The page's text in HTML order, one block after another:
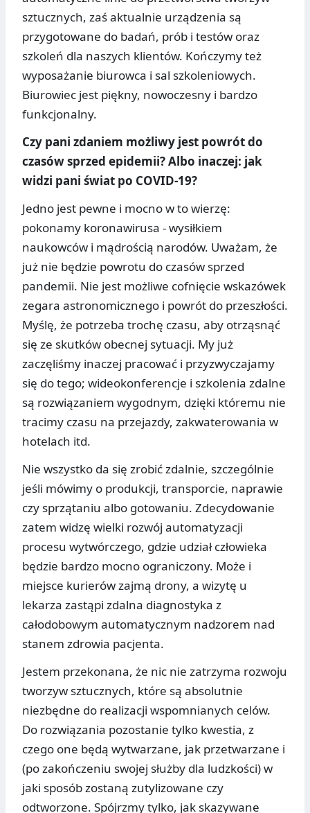
sztucznych, zaś aktualnie urządzenia są
przygotowane do badań, prób i testów oraz
szkoleń dla naszych klientów. Kończymy też
wyposażanie biurowca i sal szkoleniowych.
Biurowiec jest piękny, nowoczesny i bardzo
funkcjonalny.
Czy pani zdaniem możliwy jest powrót do
czasów sprzed epidemii? Albo inaczej: jak
widzi pani świat po COVID-19?
Jedno jest pewne i mocno w to wierzę:
pokonamy koronawirusa - wysiłkiem
naukowców i mądrością narodów. Uważam, że
już nie będzie powrotu do czasów sprzed
pandemii. Nie jest możliwe cofnięcie wskazówek
zegara astronomicznego i powrót do przeszłości.
Myślę, że potrzeba trochę czasu, aby otrząsnąć
się ze skutków obecnej sytuacji. My już
zaczęliśmy inaczej pracować i przyzwyczajamy
się do tego; wideokonferencje i szkolenia zdalne
są rozwiązaniem wygodnym, dzięki któremu nie
tracimy czasu na przejazdy, zakwaterowania w
hotelach itd.
Nie wszystko da się zrobić zdalnie, szczególnie
jeśli mówimy o produkcji, transporcie, naprawie
czy sprzątaniu albo gotowaniu. Zdecydowanie
zatem widzę wielki rozwój automatyzacji
procesu wytwórczego, gdzie udział człowieka
będzie bardzo mocno ograniczony. Może i
miejsce kurierów zajmą drony, a wizytę u
lekarza zastąpi zdalna diagnostyka z
całodobowym automatycznym nadzorem nad
stanem zdrowia pacjenta.
Jestem przekonana, że nic nie zatrzyma rozwoju
tworzyw sztucznych, które są absolutnie
niezbędne do realizacji wspomnianych celów.
Do rozwiązania pozostanie tylko kwestia, z
czego one będą wytwarzane, jak przetwarzane i
(po zakończeniu swojej służby dla ludzkości) w
jaki sposób zostaną zutylizowane czy
odtworzone. Spójrzmy tylko, jak skazywane